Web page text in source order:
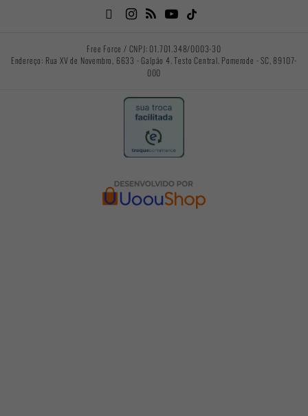

Free Force / CNPJ: 01.701.348/0003-30
Endereço: Rua XV de Novembro, 6633 - Galpão 4. Testo Central. Pomerode - SC, 89107-
000